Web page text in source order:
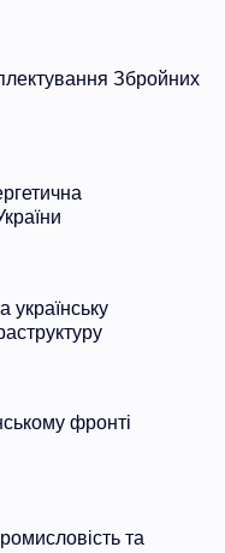
Збройних
українську
фронті
та